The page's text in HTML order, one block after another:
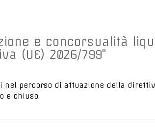
e concorsualità
(UE) 2026/799"
percorso di attuazione della
e chiuso.